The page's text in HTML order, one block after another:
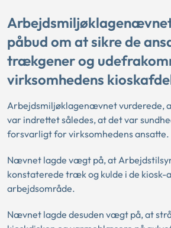
påbud om at sikre de
trækgener og
virksomhedens
Arbejdsmiljøklagenævnet vurderede,
var indrettet således, at det var
forsvarligt for virksomhedens ansatte.
Nævnet lagde vægt på, at
konstaterede træk og kulde i de kiosk-
arbejdsområde.
Nævnet lagde desuden vægt på, at